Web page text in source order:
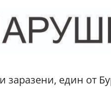
заразени, един от